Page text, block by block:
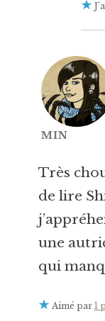
MIN
Très
de lire
une
qui
Aimé par 1